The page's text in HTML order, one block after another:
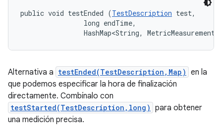
public void testEnded (TestDescription test,
                long endTime,
HashMap<String,
Alternativa a testEnded(TestDescription,Map) en la
que podemos especificar la hora de finalización
directamente. Combínalo con
testStarted(TestDescription,long) para obtener
una medición precisa.